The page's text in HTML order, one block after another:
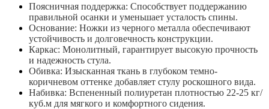
Поясничная поддержка: Способствует поддержанию
правильной осанки и уменьшает усталость спины.
Основание: Ножки из черного металла обеспечивают
устойчивость и долговечность конструкции.
Каркас: Монолитный, гарантирует высокую прочность
и надежность стула.
Обивка: Изысканная ткань в глубоком темно-
коричневом оттенке добавляет стулу роскошного вида.
Набивка: Вспененный полиуретан плотностью 22-25 кг/
куб.м для мягкого и комфортного сидения.